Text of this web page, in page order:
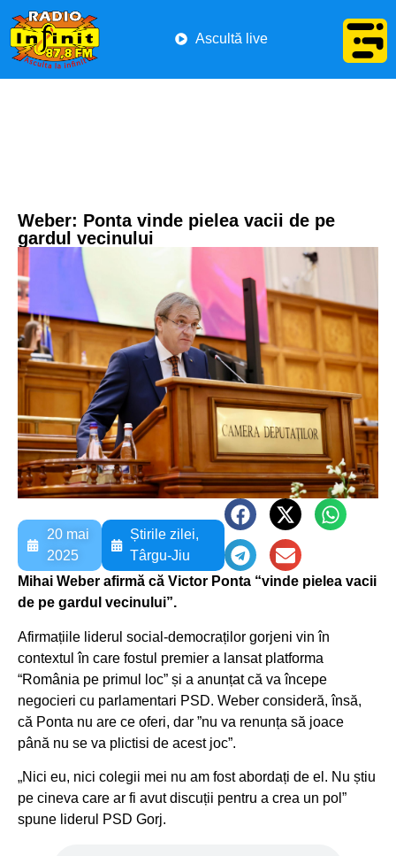
Ascultă live
Weber: Ponta vinde pielea vacii de pe
gardul vecinului
20 mai
2025
Știrile zilei,
Târgu-Jiu
Mihai Weber afirmă că Victor Ponta “vinde pielea vacii
de pe gardul vecinului”.
Afirmațiile liderul social-democraților gorjeni vin în
contextul în care fostul premier a lansat platforma
“România pe primul loc” și a anunțat că va începe
negocieri cu parlamentari PSD. Weber consideră, însă,
că Ponta nu are ce oferi, dar ”nu va renunța să joace
până nu se va plictisi de acest joc”.
„Nici eu, nici colegii mei nu am fost abordați de el. Nu știu
pe cineva care ar fi avut discuții pentru a crea un pol”
spune liderul PSD Gorj.